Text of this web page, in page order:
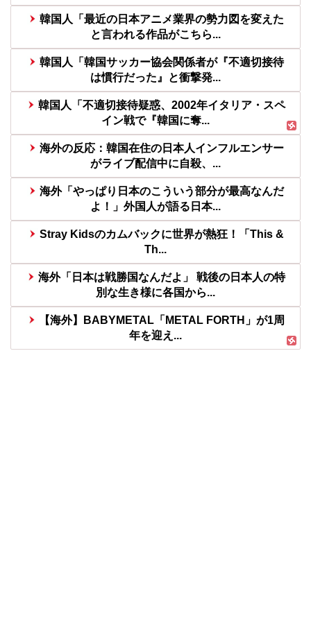
韓国人「最近の日本アニメ業界の勢力図を変えた
と言われる作品がこちら...
韓国人「韓国サッカー協会関係者が『不適切接待
は慣行だった』と衝撃発...
韓国人「不適切接待疑惑、2002年イタリア・スペ
イン戦で『韓国に奪...
海外の反応：韓国在住の日本人インフルエンサー
がライブ配信中に自殺、...
海外「やっぱり日本のこういう部分が最高なんだ
よ！」外国人が語る日本...
Stray Kidsのカムバックに世界が熱狂！「This &
Th...
海外「日本は戦勝国なんだよ」 戦後の日本人の特
別な生き様に各国から...
【海外】BABYMETAL「METAL FORTH」が1周
年を迎え...